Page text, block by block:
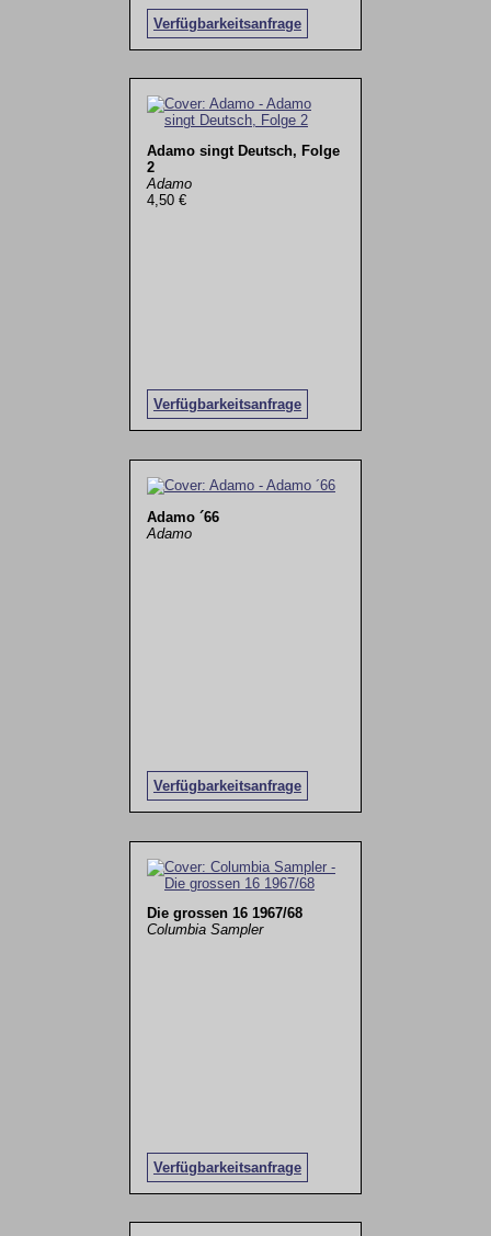
Verfügbarkeitsanfrage
Adamo singt Deutsch, Folge
2
Adamo
4,50 €
Verfügbarkeitsanfrage
Adamo ´66
Adamo
Verfügbarkeitsanfrage
Die grossen 16 1967/68
Columbia Sampler
Verfügbarkeitsanfrage